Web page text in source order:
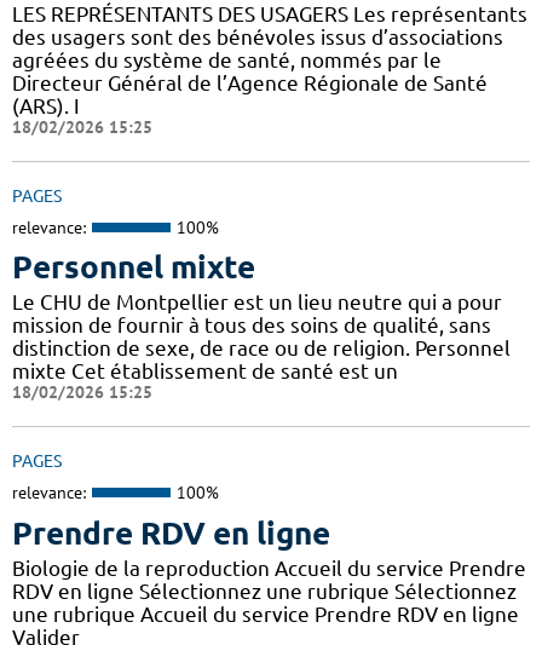
LES REPRÉSENTANTS DES USAGERS Les représentants
des usagers sont des bénévoles issus d’associations
agréées du système de santé, nommés par le
Directeur Général de l’Agence Régionale de Santé
(ARS). I
18/02/2026 15:25
PAGES
relevance: 100%
Personnel mixte
Le CHU de Montpellier est un lieu neutre qui a pour
mission de fournir à tous des soins de qualité, sans
distinction de sexe, de race ou de religion. Personnel
mixte Cet établissement de santé est un
18/02/2026 15:25
PAGES
relevance: 100%
Prendre RDV en ligne
Biologie de la reproduction Accueil du service Prendre
RDV en ligne Sélectionnez une rubrique Sélectionnez
une rubrique Accueil du service Prendre RDV en ligne
Valider